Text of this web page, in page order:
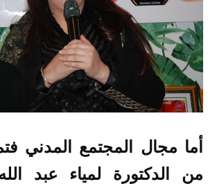
أما مجال المجتمع المدني
من الدكتورة لمياء عبد